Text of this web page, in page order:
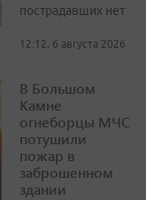
пострадавших нет
12:12, 6 августа 2026
В Большом
Камне
огнеборцы МЧС
потушили
пожар в
заброшенном
здании